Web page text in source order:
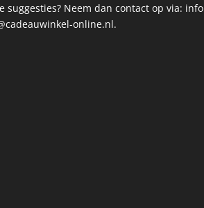
suggesties? Neem dan contact op via: info
online.nl.